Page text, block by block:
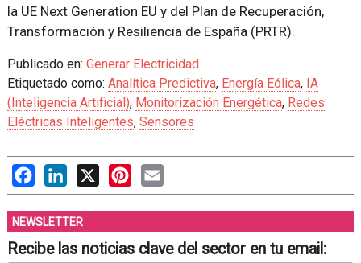
la UE Next Generation EU y del Plan de Recuperación,
Transformación y Resiliencia de España (PRTR).
Publicado en: Generar Electricidad
Etiquetado como: Analítica Predictiva, Energía Eólica, IA
(Inteligencia Artificial), Monitorización Energética, Redes
Eléctricas Inteligentes, Sensores
FacebookLinkedIn
X PinterestEmail
NEWSLETTER
Recibe las noticias clave del sector en tu email: